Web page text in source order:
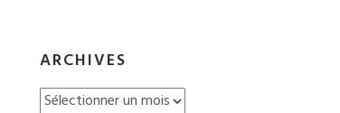
ARCHIVES
Archives